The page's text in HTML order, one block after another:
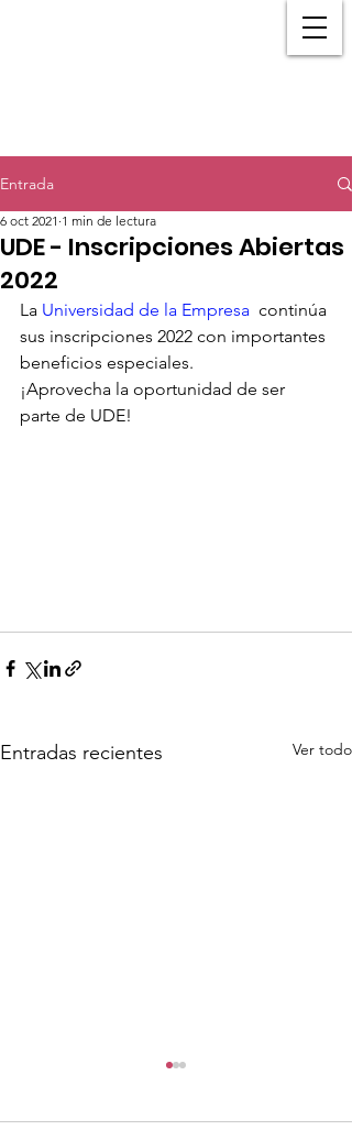
Entrada
UDE - Inscripciones Abiertas
2022
6 oct 2021 1 min de lectura
La Universidad de la Empresa continúa
sus inscripciones 2022 con importantes
beneficios especiales.
¡Aprovecha la oportunidad de ser
parte de UDE!
Entradas recientes Ver todo